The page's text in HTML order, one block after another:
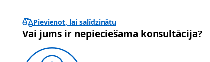
Pievienot, lai salīdzinātu
Vai jums ir nepieciešama konsultācija?